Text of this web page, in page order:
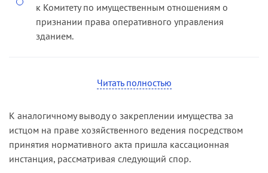
к Комитету по имущественным отношениям о
признании права оперативного управления
зданием.
отказано. При этом суд сослался на то, что
ненадлежащим лицом – Министерством
обороны Российской Федерации – путем
внесения изменений в устав истца. Кроме того,
суд указал на то, что истец не представил
Читать полностью
К аналогичному выводу о закреплении имущества за
истцом на праве хозяйственного ведения посредством
принятия нормативного акта пришла кассационная
инстанция, рассматривая следующий спор.